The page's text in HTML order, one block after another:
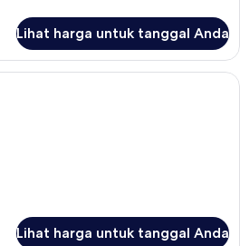
Lihat harga untuk tanggal Anda
Minibar, brankas, ruang kerja ramah
Lihat harga untuk tanggal Anda